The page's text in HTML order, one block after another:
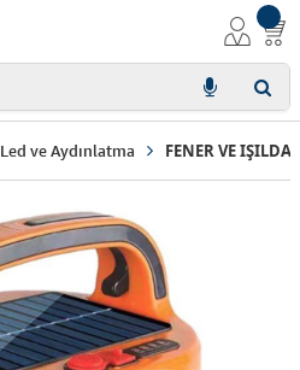
Led ve Aydınlatma FENER VE